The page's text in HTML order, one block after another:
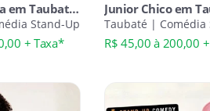
em Taubaté
e Modão
Stand-Up
+ Taxa*
Junior Chico em
Taubaté | Comédia
R$ 45,00 à 200,00